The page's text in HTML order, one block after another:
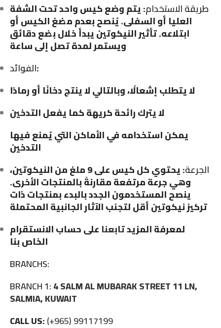
طريقة الاستخدام: يتم وضع كيس واحد تحت الشفة
العليا أو السفلى. يُنصح بعدم مضغ الكيس أو
ابتلاعه. تأثير النيكوتين يبدأ خلال بضع دقائق
ويستمر لمدة تصل إلى ساعة
الفوائد:
لا يتطلب إشعالًا، وبالتالي لا ينتج دخانًا أو رمادًا
لا يترك رائحة كريهة كما يفعل التدخين
يمكن استخدامه في الأماكن التي يُمنع فيها
التدخين
الجرعة
: يحتوي كل كيس على 9 ملغ من النيكوتين،
وهي جرعة مرتفعة مقارنةً بالمنتجات الأخرى.
ينصح المستخدمون الجدد بالبدء بمنتجات ذات
تركيز نيكوتين أقل لتجنب الآثار الجانبية المحتملة
لمعرفة المزيدتابعنا على حساب الانستقرام
الخاص بنا
BRANCHS:
BRANCH 1:4 SALM AL MUBARAK STREET 11 LN,
SALMIA, KUWAIT
CALL US:(+965) 99117199